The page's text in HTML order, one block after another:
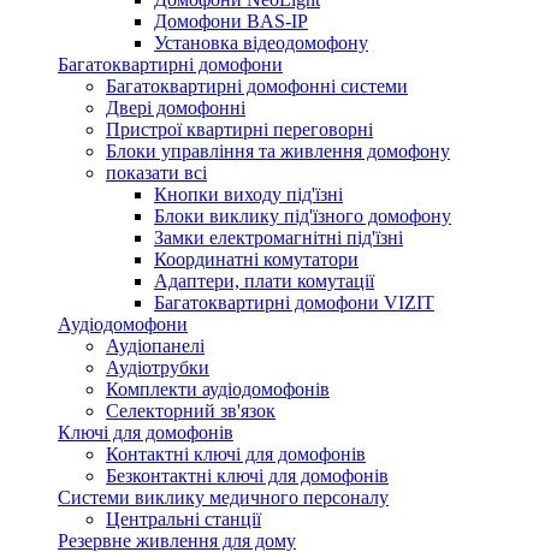
Домофони BAS-IP
Установка відеодомофону
Багатоквартирні домофони
Багатоквартирні домофонні системи
Двері домофонні
Пристрої квартирні переговорні
Блоки управління та живлення домофону
показати всі
Кнопки виходу під'їзні
Блоки виклику під'їзного домофону
Замки електромагнітні під'їзні
Координатні комутатори
Адаптери, плати комутації
Багатоквартирні домофони VIZIT
Аудіодомофони
Аудіопанелі
Аудіотрубки
Комплекти аудіодомофонів
Селекторний зв'язок
Ключі для домофонів
Контактні ключі для домофонів
Безконтактні ключі для домофонів
Системи виклику медичного персоналу
Центральні станції
Резервне живлення для дому